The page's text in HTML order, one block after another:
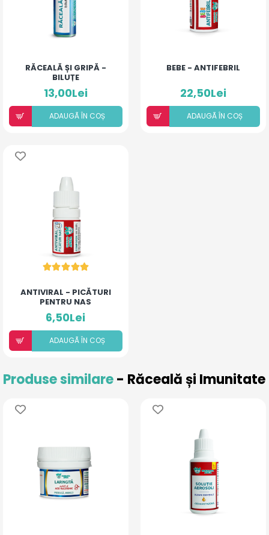
RĂCEALĂ ȘI GRIPĂ -
BILUȚE
13,00Lei
ADAUGÃ ÎN COȘ
BEBE - ANTIFEBRIL
22,50Lei
ADAUGÃ ÎN COȘ
ANTIVIRAL - PICĂTURI
PENTRU NAS
6,50Lei
ADAUGÃ ÎN COȘ
Produse similare- Răceală și Imunitate